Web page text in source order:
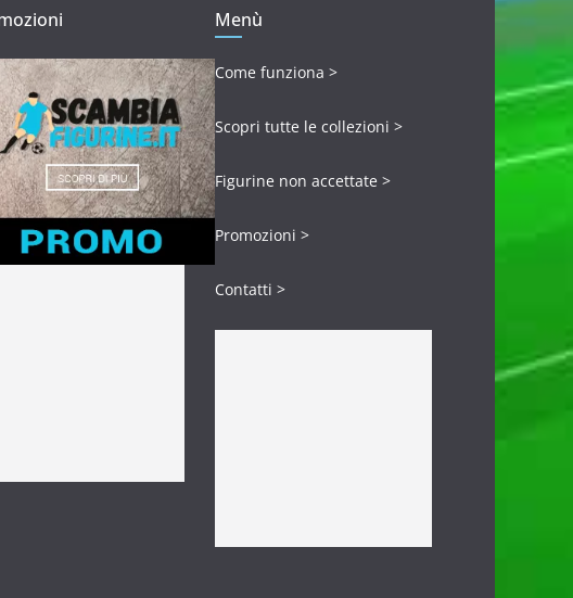
Menù
Come funziona >
Scopri tutte le collezioni >
Figurine non accettate >
Promozioni >
Contatti >